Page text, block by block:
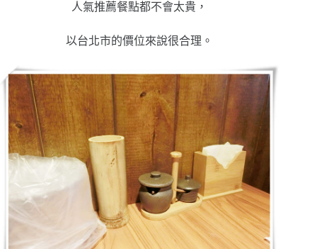
人氣推薦餐點都不會太貴，
以台北市的價位來說很合理。